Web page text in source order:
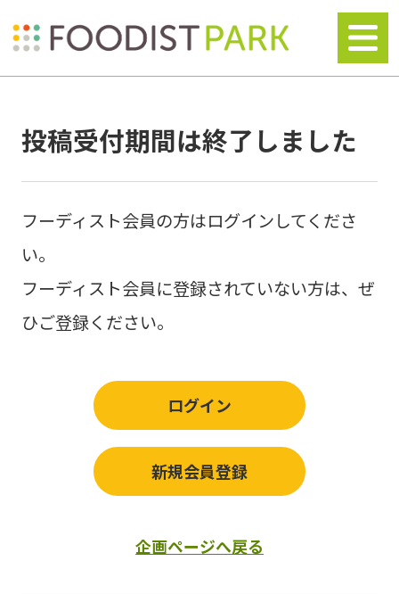
投稿受付期間は終了しました
フーディスト会員の方はログインしてくださ
い。
フーディスト会員に登録されていない方は、ぜ
ひご登録ください。
ログイン
新規会員登録
企画ページへ戻る